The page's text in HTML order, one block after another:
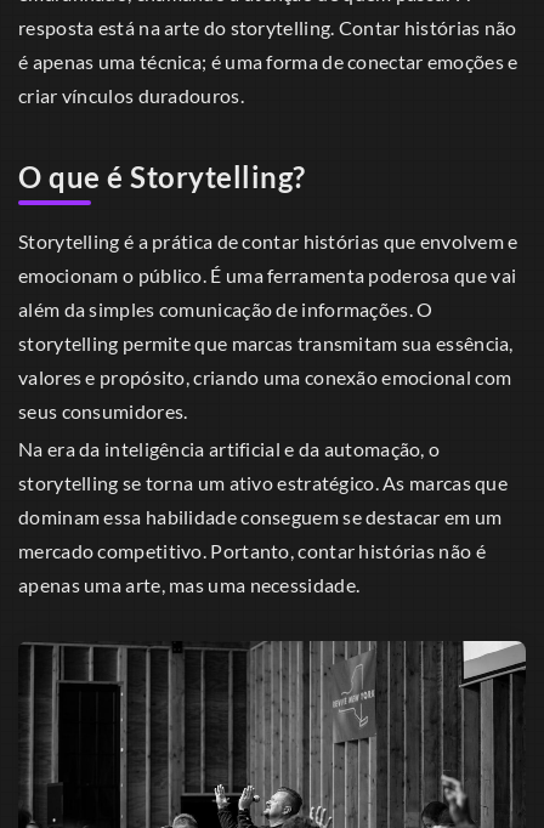
resposta está na arte do storytelling. Contar histórias não
é apenas uma técnica; é uma forma de conectar emoções e
criar vínculos duradouros.
O que é Storytelling?
Storytelling é a prática de contar histórias que envolvem e
emocionam o público. É uma ferramenta poderosa que vai
além da simples comunicação de informações. O
storytelling permite que marcas transmitam sua essência,
valores e propósito, criando uma conexão emocional com
seus consumidores.
Na era da inteligência artificial e da automação, o
storytelling se torna um ativo estratégico. As marcas que
dominam essa habilidade conseguem se destacar em um
mercado competitivo. Portanto, contar histórias não é
apenas uma arte, mas uma necessidade.